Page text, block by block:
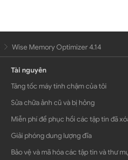
Wise Memory Optimizer 4.14
Tài nguyên
Tăng tốc máy tính chậm của tôi
Sửa chữa ảnh cũ và bị hỏng
Miễn phí để phục hồi các tập tin đã
Giải phóng dung lượng đĩa
Bảo vệ và mã hóa các tập tin và thư